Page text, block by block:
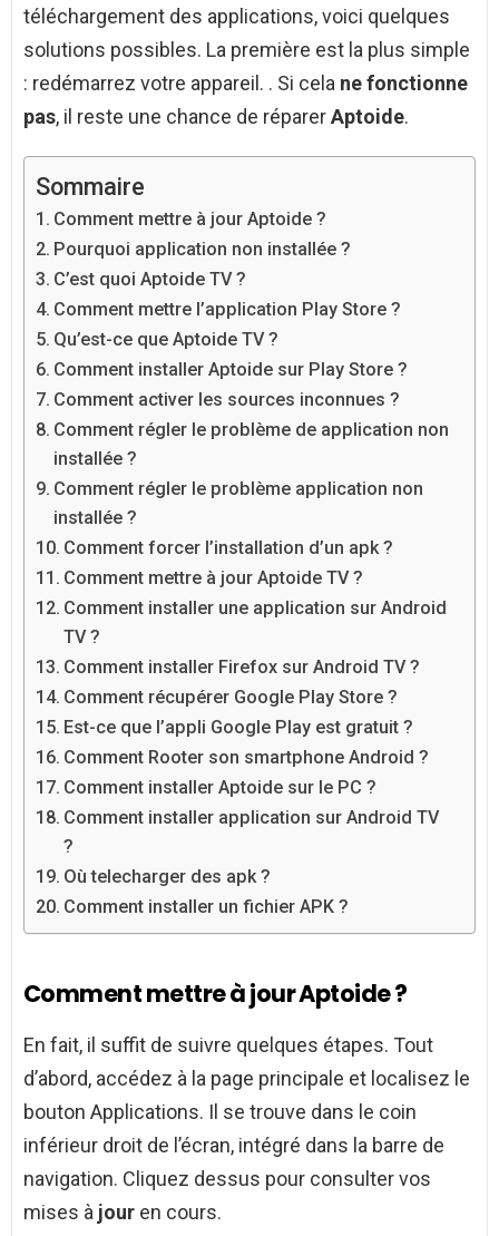
téléchargement des applications, voici quelques
solutions possibles. La première est la plus simple
: redémarrez votre appareil. . Si cela ne fonctionne
pas, il reste une chance de réparerAptoide.
Sommaire
Comment mettre à jour Aptoide ?
Pourquoi application non installée ?
C’est quoi Aptoide TV ?
Comment mettre l’application Play Store ?
Qu’est-ce que Aptoide TV ?
Comment installer Aptoide sur Play Store ?
Comment activer les sources inconnues ?
Comment régler le problème de application non
installée ?
Comment régler le problème application non
installée ?
Comment forcer l’installation d’un apk ?
Comment mettre à jour Aptoide TV ?
Comment installer une application sur Android
TV ?
Comment installer Firefox sur Android TV ?
Comment récupérer Google Play Store ?
Est-ce que l’appli Google Play est gratuit ?
Comment Rooter son smartphone Android ?
Comment installer Aptoide sur le PC ?
Comment installer application sur Android TV
?
Où telecharger des apk ?
Comment installer un fichier APK ?
Comment mettre à jour Aptoide ?
En fait, il suffit de suivre quelques étapes. Tout
d’abord, accédez à la page principale et localisez le
bouton Applications. Il se trouve dans le coin
inférieur droit de l’écran, intégré dans la barre de
navigation. Cliquez dessus pour consulter vos
mises à jour en cours.